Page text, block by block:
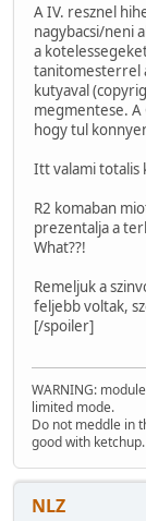
A IV. resznel
nagybacsi/neni
a
tanitomesterrel
kutyaval
megmentese.
hogy tul
Itt valami totalis
R2 komaban
prezentalja a
What??!
Remeljuk a
feljebb voltak,
[/spoiler]
WARNING:
limited mode.
Do not meddle in
good with ketchup.
NLZ